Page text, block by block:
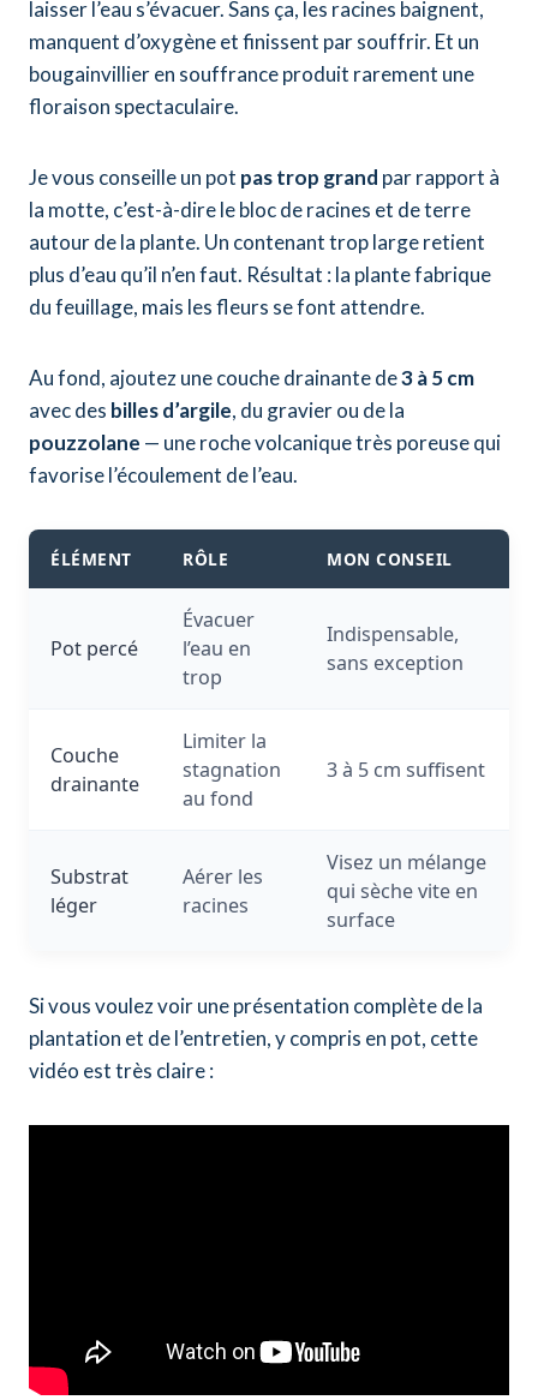
laisser l’eau s’évacuer. Sans ça, les racines baignent,
manquent d’oxygène et finissent par souffrir. Et un
bougainvillier en souffrance produit rarement une
floraison spectaculaire.
Je vous conseille un pot pas trop grand par rapport à
la motte, c’est-à-dire le bloc de racines et de terre
autour de la plante. Un contenant trop large retient
plus d’eau qu’il n’en faut. Résultat : la plante fabrique
du feuillage, mais les fleurs se font attendre.
Au fond, ajoutez une couche drainante de3 à 5 cm
avec des billes d’argile, du gravier ou de la
pouzzolane — une roche volcanique très poreuse qui
favorise l’écoulement de l’eau.
ÉLÉMENT RÔLE MON CONSEIL
Pot percé
Évacuer
l’eau en
trop
Indispensable,
sans exception
Couche
drainante
Limiter la
stagnation
au fond
3 à 5 cm suffisent
Substrat
léger
Aérer les
racines
Visez un mélange
qui sèche vite en
surface
Si vous voulez voir une présentation complète de la
plantation et de l’entretien, y compris en pot, cette
vidéo est très claire :